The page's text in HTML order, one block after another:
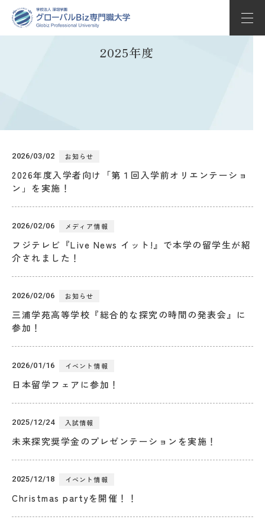
キャリアサポート
Whats’ new
へ
在学生・保護者の方へ
交通アクセス
お問い合わせ
資料請求
採用情報
2025年度
2026/03/02 お知らせ
2026年度入学者向け「第１回入学前オリエンテーショ
ン」を実施！
2026/02/06 メディア情報
フジテレビ『Live News イット!』で本学の留学生が紹
介されました！
2026/02/06 お知らせ
三浦学苑高等学校『総合的な探究の時間の発表会』に
参加！
2026/01/16 イベント情報
日本留学フェアに参加！
2025/12/24 入試情報
未来探究奨学金のプレゼンテーションを実施！
2025/12/18 イベント情報
Christmas partyを開催！！